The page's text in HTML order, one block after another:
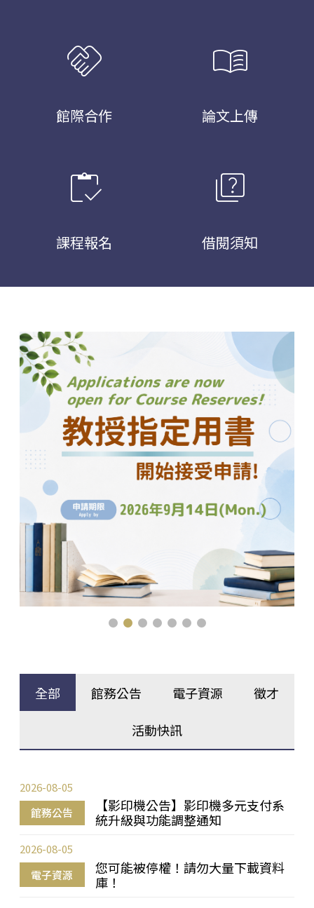
handshake
館際合作
menu_book
論文上傳
inventory
課程報名
quiz
借閱須知
全部 館務公告 電子資源 徵才
活動快訊
館務公告
【影印機公告】影印機多元支付系
統升級與功能調整通知
2026-08-05
電子資源
您可能被停權！請勿大量下載資料
庫！
2026-08-05